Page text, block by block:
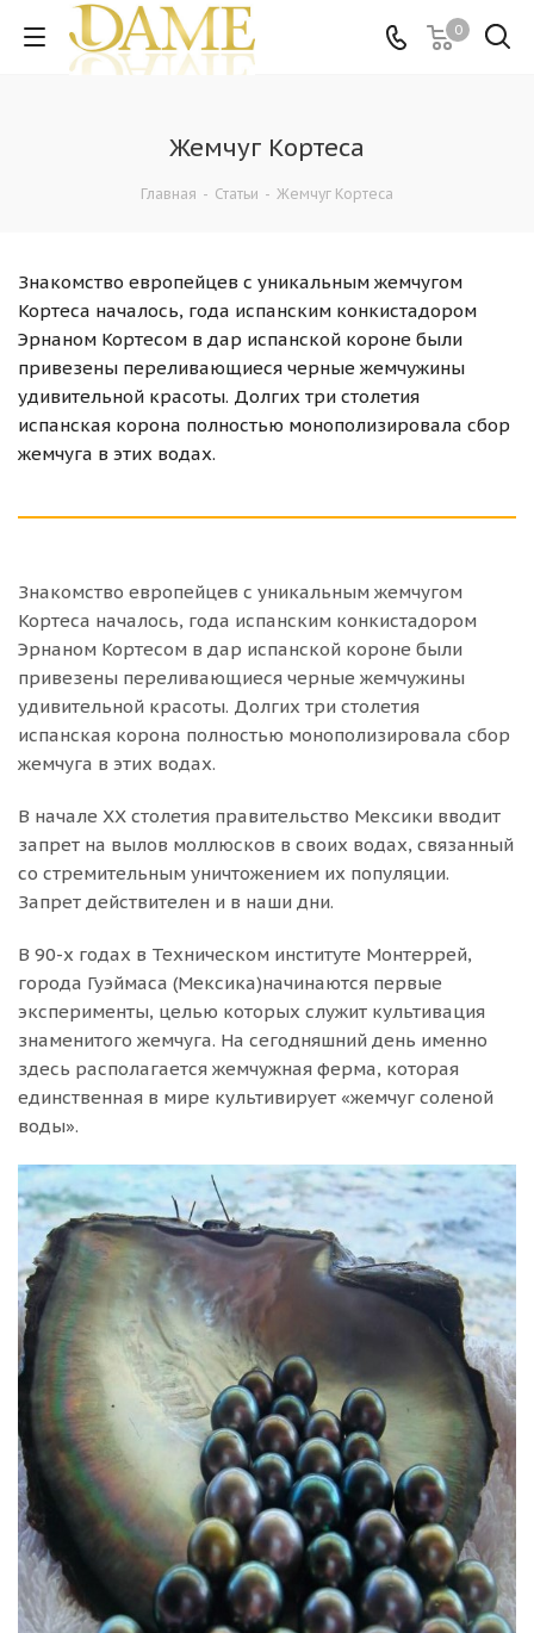
0
Жемчуг Кортеса
Главная - Статьи - Жемчуг Кортеса
Знакомство европейцев с уникальным жемчугом
Кортеса началось, года испанским конкистадором
Эрнаном Кортесом в дар испанской короне были
привезены переливающиеся черные жемчужины
удивительной красоты. Долгих три столетия
испанская корона полностью монополизировала сбор
жемчуга в этих водах.
Знакомство европейцев с уникальным жемчугом
Кортеса началось, года испанским конкистадором
Эрнаном Кортесом в дар испанской короне были
привезены переливающиеся черные жемчужины
удивительной красоты. Долгих три столетия
испанская корона полностью монополизировала сбор
жемчуга в этих водах.
В начале ХХ столетия правительство Мексики вводит
запрет на вылов моллюсков в своих водах, связанный
со стремительным уничтожением их популяции.
Запрет действителен и в наши дни.
В 90-х годах в Техническом институте Монтеррей,
города Гуэймаса (Мексика)начинаются первые
эксперименты, целью которых служит культивация
знаменитого жемчуга. На сегодняшний день именно
здесь располагается жемчужная ферма, которая
единственная в мире культивирует «жемчуг соленой
воды».